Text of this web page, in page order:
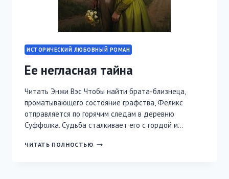
ИСТОРИЧЕСКИЙ ЛЮБОВНЫЙ РОМАН
Ее негласная тайна
Читать Энжи Вэс Чтобы найти брата-близнеца,
проматывающего состояние графства, Феликс
отправляется по горячим следам в деревню
Суффолка. Судьба сталкивает его с гордой и…
ЧИТАТЬ ПОЛНОСТЬЮ ЕЕ